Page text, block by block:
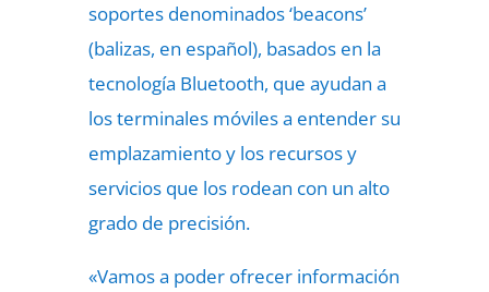
soportes denominados ‘beacons’
(balizas, en español), basados en la
tecnología Bluetooth, que ayudan a
los terminales móviles a entender su
emplazamiento y los recursos y
servicios que los rodean con un alto
grado de precisión.
«Vamos a poder ofrecer información